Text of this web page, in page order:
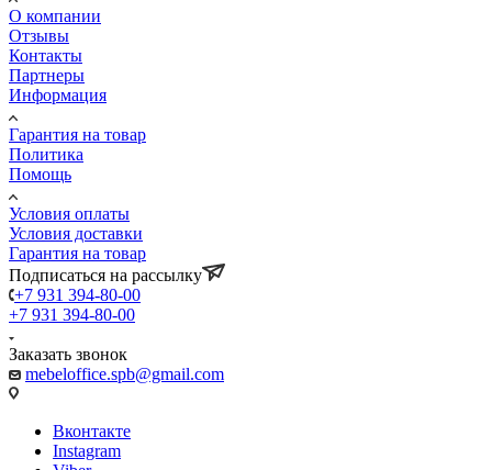
О компании
Отзывы
Контакты
Партнеры
Информация
Гарантия на товар
Политика
Помощь
Условия оплаты
Условия доставки
Гарантия на товар
Подписаться на рассылку
+7 931 394-80-00
+7 931 394-80-00
Заказать звонок
mebeloffice.spb@gmail.com
Вконтакте
Instagram